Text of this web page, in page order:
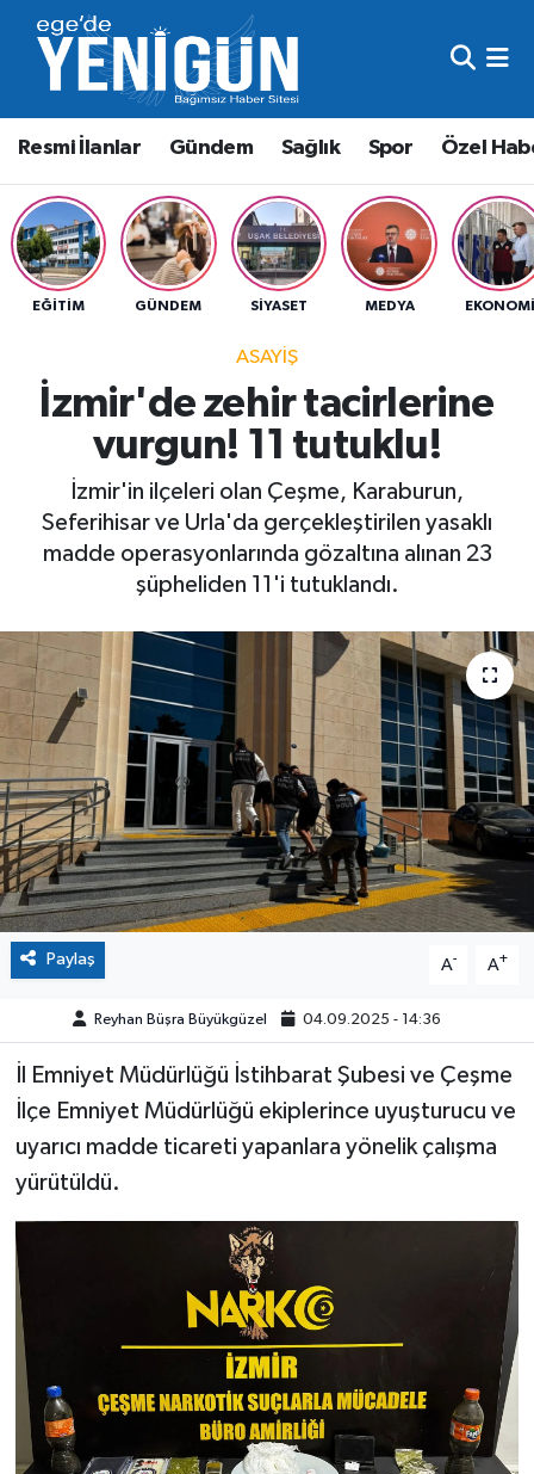
Resmi İlanlar Gündem Sağlık Spor Özel
EĞITIM GÜNDEM SIYASET MEDYA EKONOMI
ASAYIŞ
İzmir'de zehir tacirlerine
vurgun! 11 tutuklu!
İzmir'in ilçeleri olan Çeşme, Karaburun,
Seferihisar ve Urla'da gerçekleştirilen yasaklı
madde operasyonlarında gözaltına alınan 23
şüpheliden 11'i tutuklandı.
Paylaş A- A+
Reyhan Büşra Büyükgüzel 04.09.2025 - 14:36
İl Emniyet Müdürlüğü İstihbarat Şubesi ve Çeşme
İlçe Emniyet Müdürlüğü ekiplerince uyuşturucu ve
uyarıcı madde ticareti yapanlara yönelik çalışma
yürütüldü.
Resmi İlanlar
Gündem
Sağlık
Spor
Beyoğlu Nöbetçi Eczaneler
Beyoğlu Hava Durumu
Beyoğlu Trafik Yoğunluk Haritası
Süper Lig Puan Durumu ve Fikstür
Son Dakika Haberleri
Haber Arşivi